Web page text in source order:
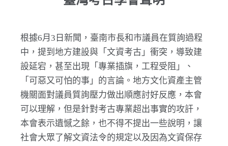
根據6月3日新聞，臺南市長和市議員在質詢過程
中，提到地方建設與「文資考古」衝突，導致建
設延宕，甚至出現「專業插旗，工程受阻」、
「可惡又可怕的事」的言論。地方文化資產主管
機關面對議員質詢壓力做出順應討好反應，本會
可以理解，但是針對考古專業超出事實的攻訐，
本會表示遺憾之餘，也不得不提出一些說明，讓
社會大眾了解文資法令的規定以及因為文資保存